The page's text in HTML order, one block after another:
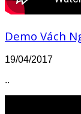
Demo Vách
19/04/2017
..